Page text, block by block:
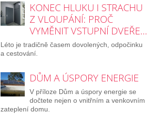
KONEC HLUKU I STRACHU
Z VLOUPÁNÍ: PROČ
VYMĚNIT VSTUPNÍ DVEŘE…
Léto je tradičně časem dovolených, odpočinku
a cestování.
DŮM A ÚSPORY ENERGIE
V příloze Dům a úspory energie se
dočtete nejen o vnitřním a venkovním
zateplení domu.